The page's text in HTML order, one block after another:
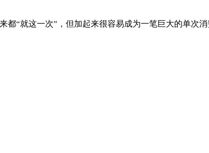
“就这一次”，但加起来很容易成为一笔巨大的单次